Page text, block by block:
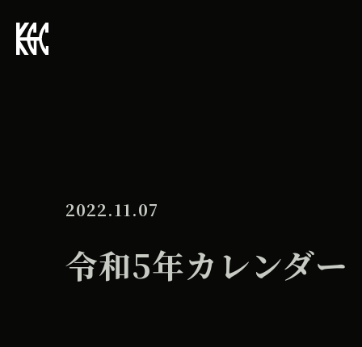
2022.11.07
令和5年カレンダー